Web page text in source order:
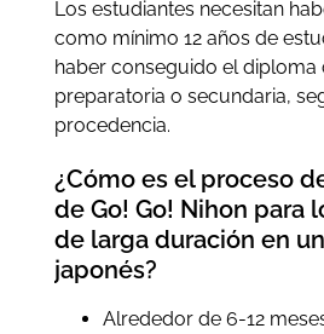
Los estudiantes necesitan
como mínimo 12 años de
haber conseguido el diploma
preparatoria o secundaria,
procedencia.
¿Cómo es el proceso
de Go! Go! Nihon para
de larga duración en
japonés?
Alrededor de 6-12